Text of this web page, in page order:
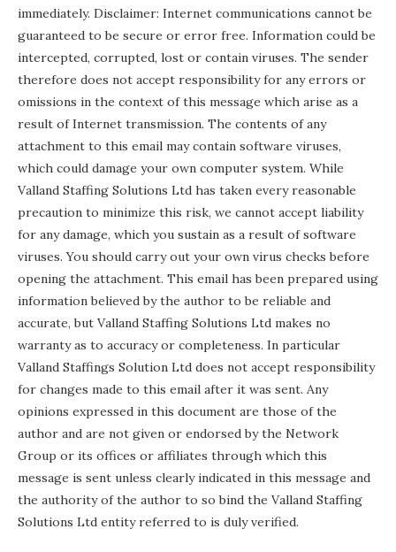
immediately. Disclaimer: Internet communications cannot be
guaranteed to be secure or error free. Information could be
intercepted, corrupted, lost or contain viruses. The sender
therefore does not accept responsibility for any errors or
omissions in the context of this message which arise as a
result of Internet transmission. The contents of any
attachment to this email may contain software viruses,
which could damage your own computer system. While
Valland Staffing Solutions Ltd has taken every reasonable
precaution to minimize this risk, we cannot accept liability
for any damage, which you sustain as a result of software
viruses. You should carry out your own virus checks before
opening the attachment. This email has been prepared using
information believed by the author to be reliable and
accurate, but Valland Staffing Solutions Ltd makes no
warranty as to accuracy or completeness. In particular
Valland Staffings Solution Ltd does not accept responsibility
for changes made to this email after it was sent. Any
opinions expressed in this document are those of the
author and are not given or endorsed by the Network
Group or its offices or affiliates through which this
message is sent unless clearly indicated in this message and
the authority of the author to so bind the Valland Staffing
Solutions Ltd entity referred to is duly verified.